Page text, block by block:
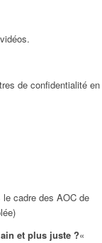
de confidentialité en
cadre des AOC de
et plus juste ?«